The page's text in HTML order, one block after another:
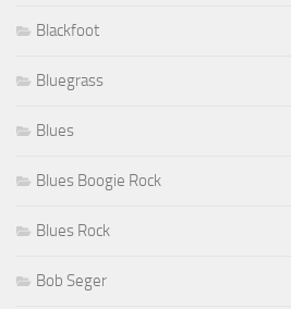
Blackfoot
Bluegrass
Blues
Blues Boogie Rock
Blues Rock
Bob Seger